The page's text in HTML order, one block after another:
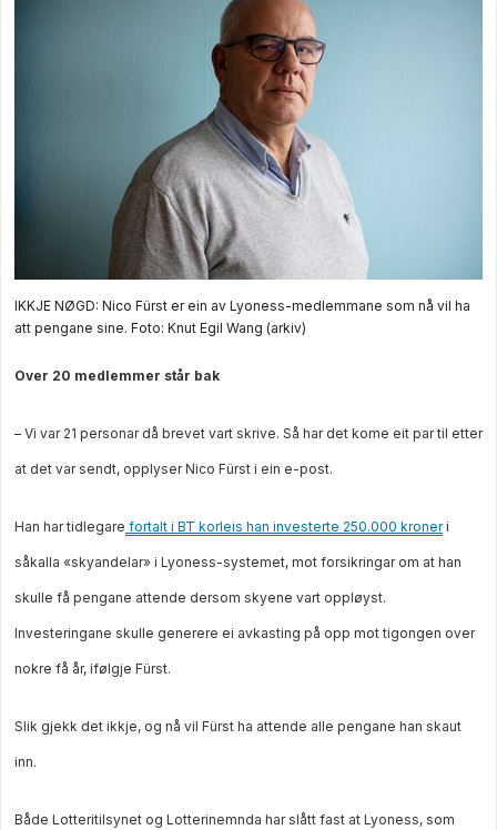
IKKJE NØGD: Nico Fürst er ein av Lyoness-medlemmane som nå vil ha
att pengane sine. Foto: Knut Egil Wang (arkiv)
Over 20 medlemmer står bak
– Vi var 21 personar då brevet vart skrive. Så har det kome eit par til etter
at det var sendt, opplyser Nico Fürst i ein e-post.
Han har tidlegare fortalt i BT korleis han investerte 250.000 kroneri
såkalla «skyandelar» i Lyoness-systemet, mot forsikringar om at han
skulle få pengane attende dersom skyene vart oppløyst.
Investeringane skulle generere ei avkasting på opp mot tigongen over
nokre få år, ifølgje Fürst.
Slik gjekk det ikkje, og nå vil Fürst ha attende alle pengane han skaut
inn.
Både Lotteritilsynet og Lotterinemnda har slått fast at Lyoness, som